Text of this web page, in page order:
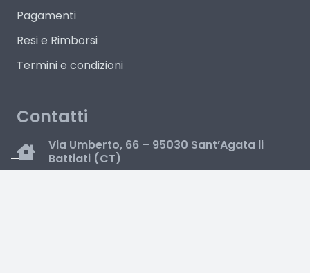
Pagamenti
Resi e Rimborsi
Termini e condizioni
Contatti
Via Umberto, 66 – 95030 Sant’Agata li
Battiati (CT)